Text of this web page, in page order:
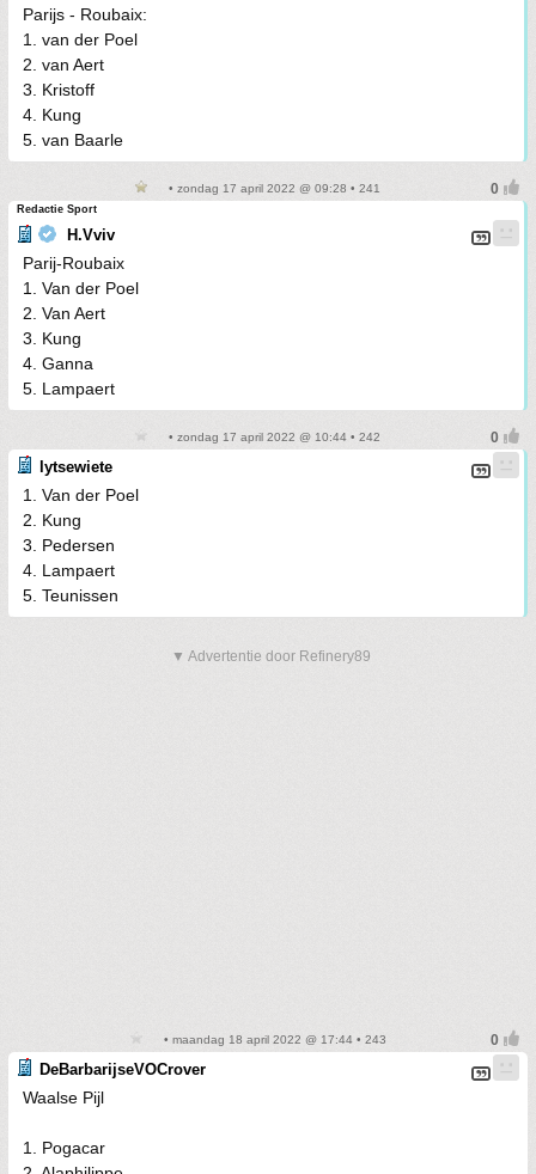
Parijs - Roubaix:
1. van der Poel
2. van Aert
3. Kristoff
4. Kung
5. van Baarle
• zondag 17 april 2022 @ 09:28 • 241
Redactie Sport
H.Vviv
Parij-Roubaix
1. Van der Poel
2. Van Aert
3. Kung
4. Ganna
5. Lampaert
• zondag 17 april 2022 @ 10:44 • 242
lytsewiete
1. Van der Poel
2. Kung
3. Pedersen
4. Lampaert
5. Teunissen
▼ Advertentie door Refinery89
• maandag 18 april 2022 @ 17:44 • 243
DeBarbarijseVOCrover
Waalse Pijl
1. Pogacar